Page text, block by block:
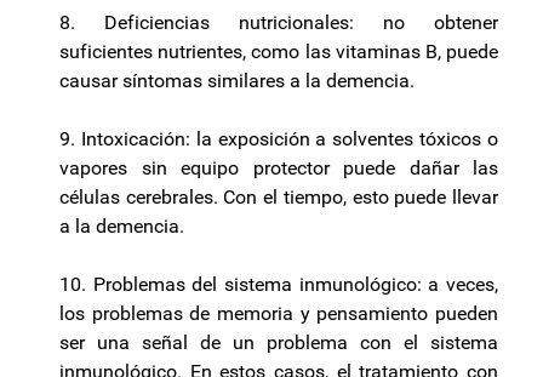
8. Deficiencias nutricionales: no obtener
suficientes nutrientes, como las vitaminas B, puede
causar síntomas similares a la demencia.
9. Intoxicación: la exposición a solventes tóxicos o
vapores sin equipo protector puede dañar las
células cerebrales. Con el tiempo, esto puede llevar
a la demencia.
10. Problemas del sistema inmunológico: a veces,
los problemas de memoria y pensamiento pueden
ser una señal de un problema con el sistema
inmunológico. En estos casos, el tratamiento con